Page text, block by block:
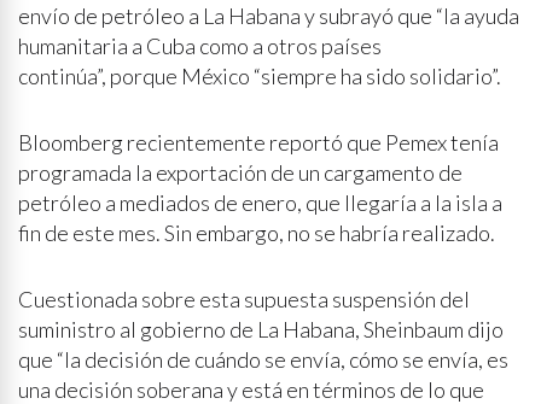
envío de petróleo a La Habana y subrayó que “la ayuda
humanitaria a Cuba como a otros países
continúa”, porque México “siempre ha sido solidario”.
Bloomberg recientemente reportó que Pemex tenía
programada la exportación de un cargamento de
petróleo a mediados de enero, que llegaría a la isla a
fin de este mes. Sin embargo, no se habría realizado.
Cuestionada sobre esta supuesta suspensión del
suministro al gobierno de La Habana, Sheinbaum dijo
que “la decisión de cuándo se envía, cómo se envía, es
una decisión soberana y está en términos de lo que